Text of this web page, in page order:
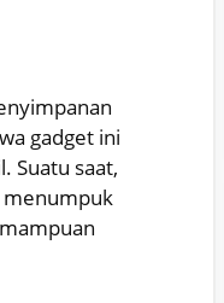
gadget ini
Suatu saat,
menumpuk